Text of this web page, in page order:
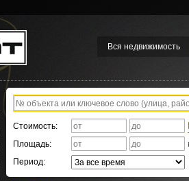
Вся недвижимость
Стоимость:
Площадь:
Период: